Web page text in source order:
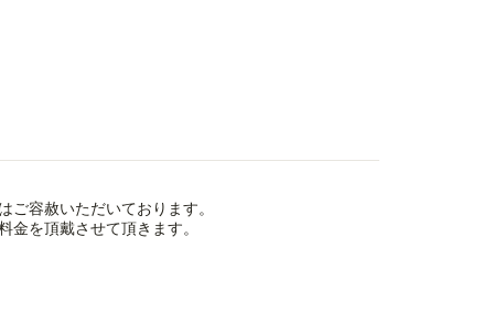
ご容赦いただいております。
金を頂戴させて頂きます。